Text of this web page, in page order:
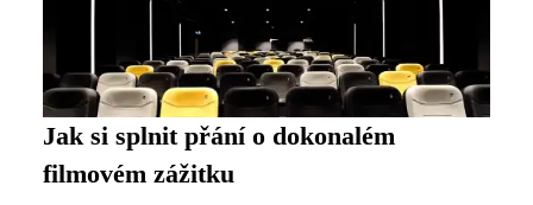
Jak si splnit přání o dokonalém
filmovém zážitku